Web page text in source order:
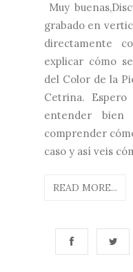
Muy
grabado en
directamente
explicar cómo
del Color de la
Cetrina.
entender
comprender
caso y así veis
READ MORE...